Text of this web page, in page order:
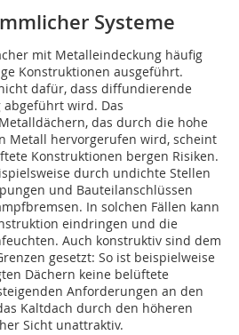
Systeme
mit Metalleindeckung häufig
Konstruktionen ausgeführt.
dafür, dass diffundierende
abgeführt wird. Das
das durch die hohe
Metall hervorgerufen wird, scheint
Konstruktionen bergen Risiken.
durch undichte Stellen
und Bauteilanschlüssen
In solchen Fällen kann
eindringen und die
Auch konstruktiv sind dem
gesetzt: So ist beispielweise
Dächern keine belüftete
Anforderungen an den
Kaltdach durch den höheren
Sicht unattraktiv.